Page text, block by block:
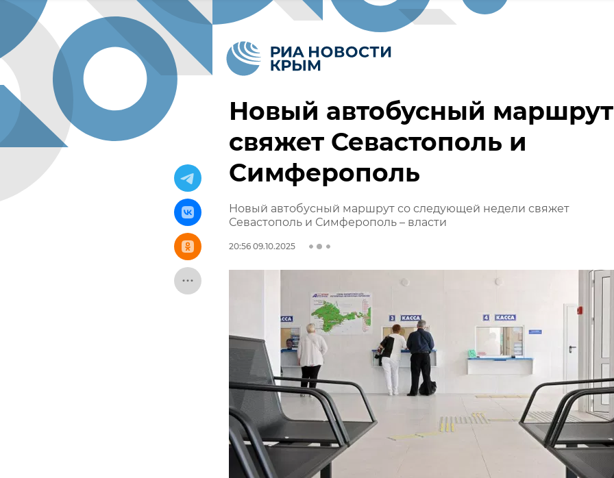
Новый автобусный маршрут
свяжет Севастополь и
Симферополь
Новый автобусный маршрут со следующей недели свяжет
Севастополь и Симферополь – власти
20:56 09.10.2025